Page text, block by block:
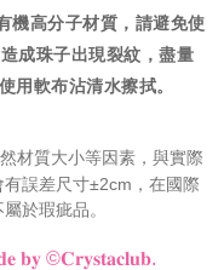
機高分子材質，請避免使
成珠子出現裂紋，盡量
用軟布沾清水擦拭。
材質大小等因素，與實際
誤差尺寸±2cm，在國際
於瑕疵品。
𝐛𝐲 ©𝐂𝐫𝐲𝐬𝐭𝐚𝐜𝐥𝐮𝐛.